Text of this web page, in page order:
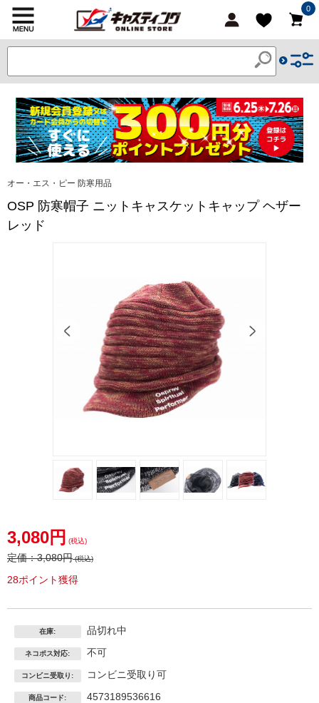
0
オー・エス・ピー 防寒用品
OSP 防寒帽子 ニットキャスケットキャップ ヘザー
レッド
3,080円 (税込)
定価：3,080円(税込)
28ポイント獲得
在庫: 品切れ中
ネコポス対応: 不可
コンビニ受取り: コンビニ受取り可
商品コード: 4573189536616